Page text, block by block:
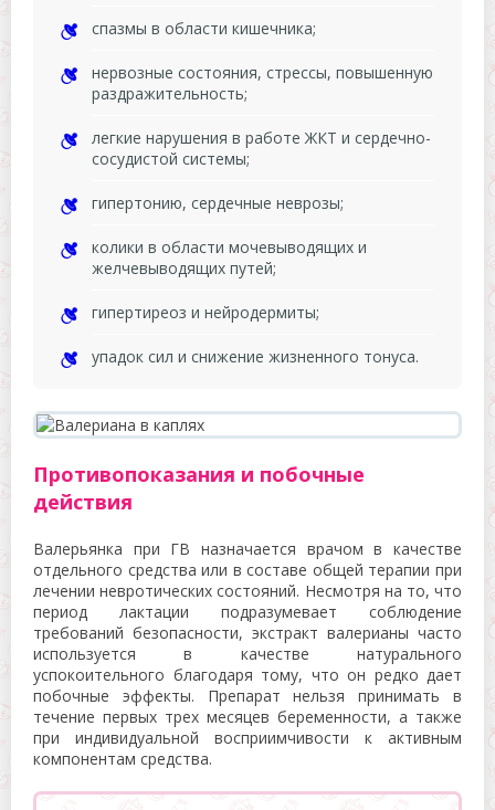
спазмы в области кишечника;
нервозные состояния, стрессы, повышенную
раздражительность;
легкие нарушения в работе ЖКТ и сердечно-
сосудистой системы;
гипертонию, сердечные неврозы;
колики в области мочевыводящих и
желчевыводящих путей;
гипертиреоз и нейродермиты;
упадок сил и снижение жизненного тонуса.
Противопоказания и побочные
действия
Валерьянка при ГВ назначается врачом в качестве
отдельного средства или в составе общей терапии при
лечении невротических состояний. Несмотря на то, что
период лактации подразумевает соблюдение
требований безопасности, экстракт валерианы часто
используется в качестве натурального
успокоительного благодаря тому, что он редко дает
побочные эффекты. Препарат нельзя принимать в
течение первых трех месяцев беременности, а также
при индивидуальной восприимчивости к активным
компонентам средства.